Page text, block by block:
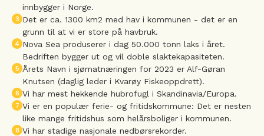
innbygger i Norge.
3 Det er ca. 1300 km2 med hav i kommunen - det er en
grunn til at vi er store på havbruk.
4 Nova Sea produserer i dag 50.000 tonn laks i året.
Bedriften bygger ut og vil doble slaktekapasiteten.
5 Årets Navn i sjømatnæringen for 2023 er Alf-Gøran
Knutsen (daglig leder i Kvarøy Fiskeoppdrett).
6 Vi har mest hekkende hubrofugl i Skandinavia/Europa.
7 Vi er en populær ferie- og fritidskommune: Det er nesten
like mange fritidshus som helårsboliger i kommunen.
8 Vi har stadige nasjonale nedbørsrekorder.